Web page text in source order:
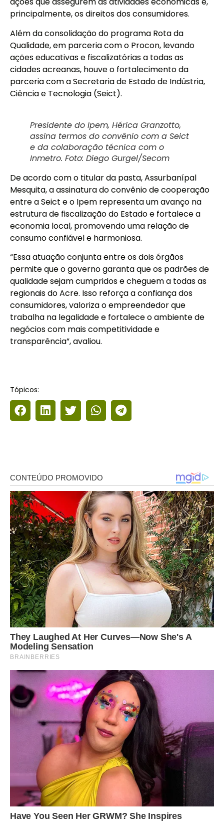
principalmente, os direitos dos consumidores.
Além da consolidação do programa Rota da
Qualidade, em parceria com o Procon, levando
ações educativas e fiscalizatórias a todas as
cidades acreanas, houve o fortalecimento da
parceria com a Secretaria de Estado de Indústria,
Ciência e Tecnologia (Seict).
Presidente do Ipem, Hérica Granzotto,
assina termos do convênio com a Seict
e da colaboração técnica com o
Inmetro. Foto: Diego Gurgel/Secom
De acordo com o titular da pasta, Assurbanípal
Mesquita, a assinatura do convênio de cooperação
entre a Seict e o Ipem representa um avanço na
estrutura de fiscalização do Estado e fortalece a
economia local, promovendo uma relação de
consumo confiável e harmoniosa.
“Essa atuação conjunta entre os dois órgãos
permite que o governo garanta que os padrões de
qualidade sejam cumpridos e cheguem a todas as
regionais do Acre. Isso reforça a confiança dos
consumidores, valoriza o empreendedor que
trabalha na legalidade e fortalece o ambiente de
negócios com mais competitividade e
transparência”, avaliou.
Tópicos: